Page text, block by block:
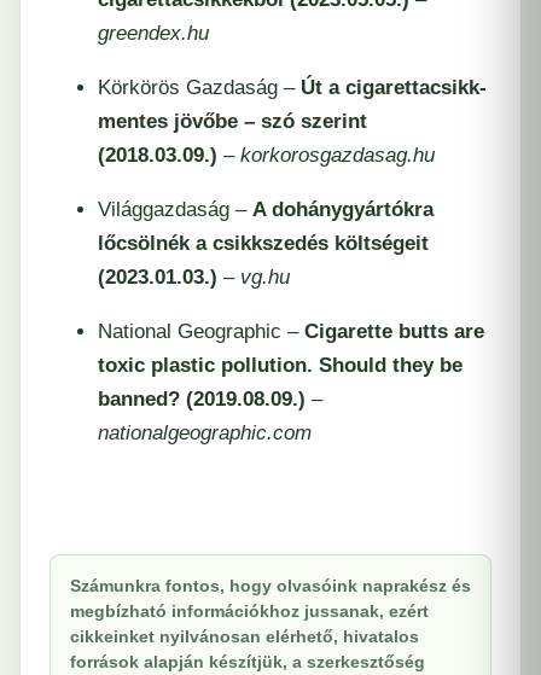
greendex.hu
Körkörös Gazdaság – Út a cigarettacsikk-
mentes jövőbe – szó szerint
(2018.03.09.) – korkorosgazdasag.hu
Világgazdaság – A dohánygyártókra
lőcsölnék a csikkszedés költségeit
(2023.01.03.) – vg.hu
National Geographic – Cigarette butts are
toxic plastic pollution. Should they be
banned? (2019.08.09.) –
nationalgeographic.com
Számunkra fontos, hogy olvasóink naprakész és
megbízható információkhoz jussanak, ezért
cikkeinket nyilvánosan elérhető, hivatalos
források alapján készítjük, a szerkesztőség